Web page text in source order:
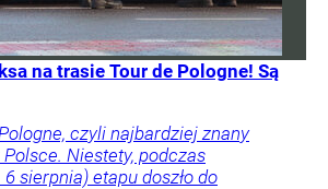
na trasie Tour de Pologne! Są
czyli najbardziej znany
Niestety, podczas
sierpnia) etapu doszło do